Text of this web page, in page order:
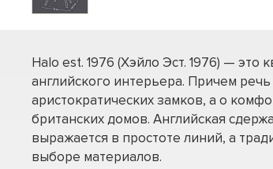
Halo est. 1976 (Хэйло Эст. 1976) — это
английского интерьера. Причем
аристократических замков, а о
британских домов. Английская
выражается в простоте линий, а
выборе материалов.